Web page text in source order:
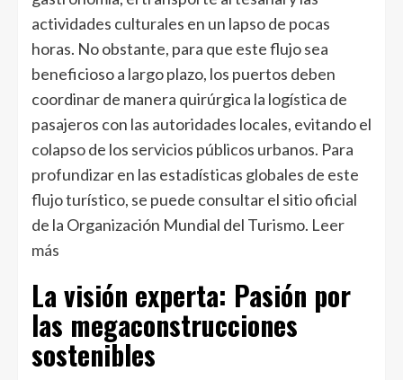
actividades culturales en un lapso de pocas
horas. No obstante, para que este flujo sea
beneficioso a largo plazo, los puertos deben
coordinar de manera quirúrgica la logística de
pasajeros con las autoridades locales, evitando el
colapso de los servicios públicos urbanos. Para
profundizar en las estadísticas globales de este
flujo turístico, se puede consultar el sitio oficial
de la Organización Mundial del Turismo. Leer
más
La visión experta: Pasión por
las megaconstrucciones
sostenibles